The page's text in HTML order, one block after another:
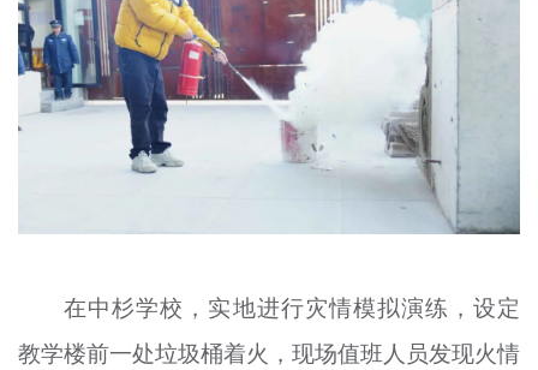
在中杉学校，实地进行灾情模拟演练，设定
教学楼前一处垃圾桶着火，现场值班人员发现火情